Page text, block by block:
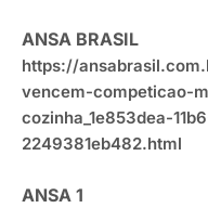
ANSA BRASIL
https://
vencem-competicao-
cozinha_1e853dea-
2249381eb482.html
ANSA 1